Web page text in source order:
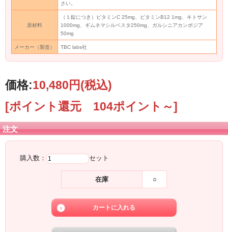
さい。
原材料
（１錠につき）ビタミンC 25mg、ビタミンB12 1mg、キトサン
1000mg、ギムネマシルベスタ250mg、ガルシニアカンボジア
50mg
メーカー（製造） TBC labs社
価格:10,480円(税込)
[ポイント還元 104ポイント～]
注文
購入数： セット
在庫 ○